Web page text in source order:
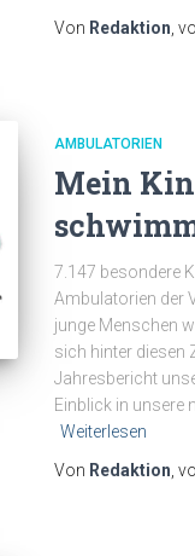
Von Redaktion ,
AMBULATORIEN
Mein
7.147 besondere
Ambulatorien der
junge Menschen
sich hinter diesen
Jahresbericht
Einblick in unsere
Weiterlesen
Von Redaktion ,